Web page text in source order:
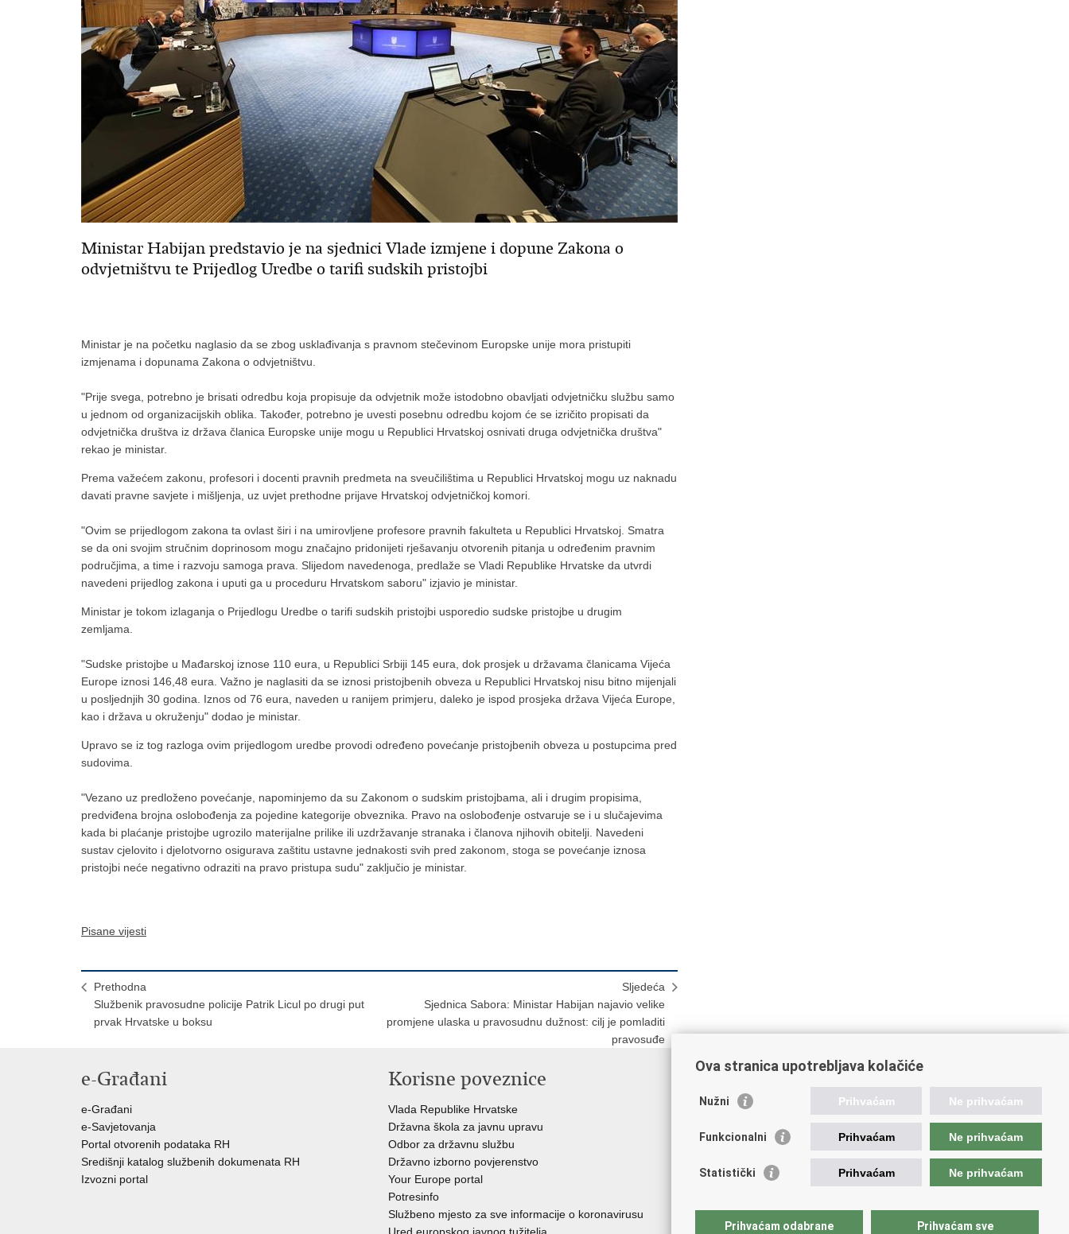
Ministar Habijan predstavio je na sjednici Vlade izmjene i dopune Zakona o
odvjetništvu te Prijedlog Uredbe o tarifi sudskih pristojbi
Ministar je na početku naglasio da se zbog usklađivanja s pravnom stečevinom Europske unije mora pristupiti
izmjenama i dopunama Zakona o odvjetništvu.
"Prije svega, potrebno je brisati odredbu koja propisuje da odvjetnik može istodobno obavljati odvjetničku službu samo
u jednom od organizacijskih oblika. Također, potrebno je uvesti posebnu odredbu kojom će se izričito propisati da
odvjetnička društva iz država članica Europske unije mogu u Republici Hrvatskoj osnivati druga odvjetnička društva"
rekao je ministar.
Prema važećem zakonu, profesori i docenti pravnih predmeta na sveučilištima u Republici Hrvatskoj mogu uz naknadu
davati pravne savjete i mišljenja, uz uvjet prethodne prijave Hrvatskoj odvjetničkoj komori.
"Ovim se prijedlogom zakona ta ovlast širi i na umirovljene profesore pravnih fakulteta u Republici Hrvatskoj. Smatra
se da oni svojim stručnim doprinosom mogu značajno pridonijeti rješavanju otvorenih pitanja u određenim pravnim
područjima, a time i razvoju samoga prava. Slijedom navedenoga, predlaže se Vladi Republike Hrvatske da utvrdi
navedeni prijedlog zakona i uputi ga u proceduru Hrvatskom saboru" izjavio je ministar.
Ministar je tokom izlaganja o Prijedlogu Uredbe o tarifi sudskih pristojbi usporedio sudske pristojbe u drugim
zemljama.
"Sudske pristojbe u Mađarskoj iznose 110 eura, u Republici Srbiji 145 eura, dok prosjek u državama članicama Vijeća
Europe iznosi 146,48 eura. Važno je naglasiti da se iznosi pristojbenih obveza u Republici Hrvatskoj nisu bitno mijenjali
u posljednjih 30 godina. Iznos od 76 eura, naveden u ranijem primjeru, daleko je ispod prosjeka država Vijeća Europe,
kao i država u okruženju" dodao je ministar.
Upravo se iz tog razloga ovim prijedlogom uredbe provodi određeno povećanje pristojbenih obveza u postupcima pred
sudovima.
"Vezano uz predloženo povećanje, napominjemo da su Zakonom o sudskim pristojbama, ali i drugim propisima,
predviđena brojna oslobođenja za pojedine kategorije obveznika. Pravo na oslobođenje ostvaruje se i u slučajevima
kada bi plaćanje pristojbe ugrozilo materijalne prilike ili uzdržavanje stranaka i članova njihovih obitelji. Navedeni
sustav cjelovito i djelotvorno osigurava zaštitu ustavne jednakosti svih pred zakonom, stoga se povećanje iznosa
pristojbi neće negativno odraziti na pravo pristupa sudu" zaključio je ministar.
Pisane vijesti
Prethodna
Službenik pravosudne policije Patrik Licul po drugi put
prvak Hrvatske u boksu
Sljedeća
Sjednica Sabora: Ministar Habijan najavio velike
promjene ulaska u pravosudnu dužnost: cilj je pomladiti
pravosuđe
e-Građani
e-Građani
e-Savjetovanja
Portal otvorenih podataka RH
Središnji katalog službenih dokumenata RH
Izvozni portal
Korisne poveznice
Vlada Republike Hrvatske
Državna škola za javnu upravu
Odbor za državnu službu
Državno izborno povjerenstvo
Your Europe portal
Potresinfo
Službeno mjesto za sve informacije o koronavirusu
Poveznice pravosudnog sustava
Portal sudova
Državno odvjetništvo
Ured za suzbijanje korupcije i organiziranog kriminaliteta
Državnoodvjetničko vijeće
Hrvatska odvjetnička komora
Ova stranica upotrebljava kolačiće
Nužni Prihvaćam Ne prihvaćam
Funkcionalni Prihvaćam Ne prihvaćam
Statistički Prihvaćam Ne prihvaćam
Prihvaćam odabrane Prihvaćam sve